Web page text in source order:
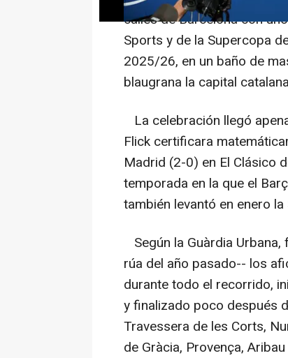
calles de Barcelona con
Sports y de la Supercopa
2025/26, en un baño de
blaugrana la capital
La celebración llegó
Flick certificara
Madrid (2-0) en El Clásico
temporada en la que el
también levantó en enero
Según la Guàrdia
rúa del año pasado-- los
durante todo el recorrido,
y finalizado poco después
Travessera de les Corts,
de Gràcia, Provença,